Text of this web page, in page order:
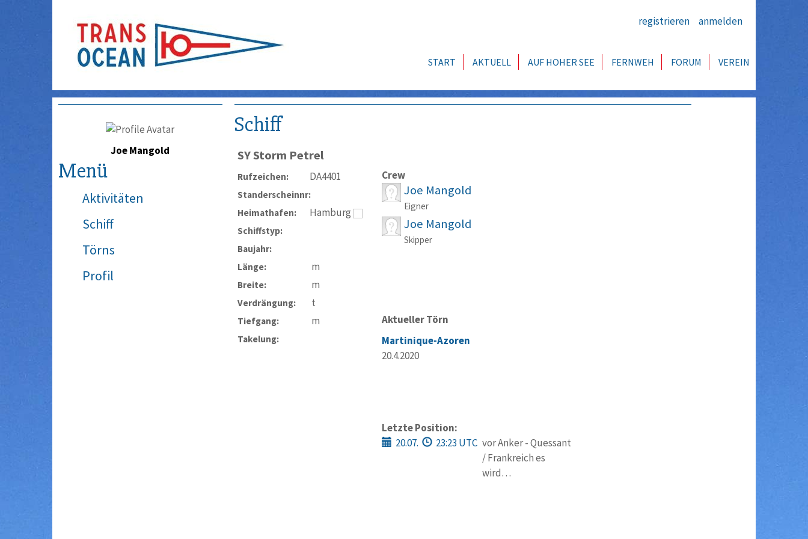
registrieren anmelden
START AKTUELL AUF HOHER SEE FERNWEH FORUM VEREIN
Joe Mangold
Menü
Aktivitäten
Schiff
Törns
Profil
Schiff
SYStorm Petrel
Rufzeichen: DA4401
Standerscheinnr:
Heimathafen:
Hamburg
Schiffstyp:
Baujahr:
Länge:
m
Breite: m
Verdrängung: t
Tiefgang: m
Takelung:
Crew
Joe Mangold
Eigner
Joe Mangold
Skipper
Aktueller Törn
Martinique-Azoren
20.4.2020
Letzte Position:
20.07.
23:23 UTC vor Anker - Quessant
/ Frankreich es
wird…